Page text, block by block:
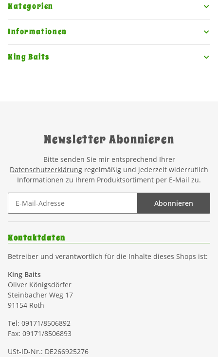
Kategorien
Informationen
King Baits
Newsletter Abonnieren
Bitte senden Sie mir entsprechend Ihrer
Datenschutzerklärung regelmäßig und jederzeit widerruflich
Informationen zu Ihrem Produktsortiment per E-Mail zu.
Abonnieren
Kontaktdaten
Betreiber und verantwortlich für die Inhalte dieses Shops ist:
King Baits
Oliver Königsdörfer
Steinbacher Weg 17
91154 Roth
Tel: 09171/8506892
Fax: 09171/8506893
USt-ID-Nr.: DE266925276